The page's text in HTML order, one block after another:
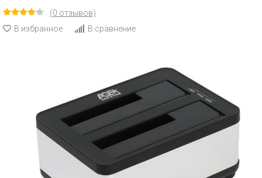
(0 отзывов)
В избранное
В сравнение